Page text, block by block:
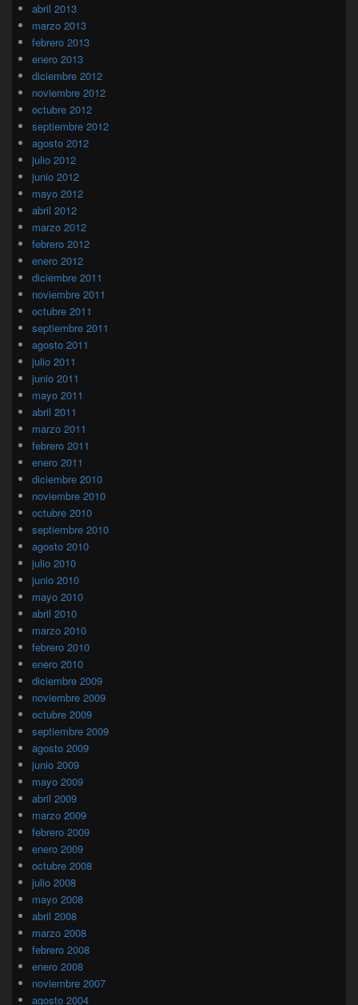
abril 2013
marzo 2013
febrero 2013
enero 2013
diciembre 2012
noviembre 2012
octubre 2012
septiembre 2012
agosto 2012
julio 2012
junio 2012
mayo 2012
abril 2012
marzo 2012
febrero 2012
enero 2012
diciembre 2011
noviembre 2011
octubre 2011
septiembre 2011
agosto 2011
julio 2011
junio 2011
mayo 2011
abril 2011
marzo 2011
febrero 2011
enero 2011
diciembre 2010
noviembre 2010
octubre 2010
septiembre 2010
agosto 2010
julio 2010
junio 2010
mayo 2010
abril 2010
marzo 2010
febrero 2010
enero 2010
diciembre 2009
noviembre 2009
octubre 2009
septiembre 2009
agosto 2009
junio 2009
mayo 2009
abril 2009
marzo 2009
febrero 2009
enero 2009
octubre 2008
julio 2008
mayo 2008
abril 2008
marzo 2008
febrero 2008
enero 2008
noviembre 2007
agosto 2004